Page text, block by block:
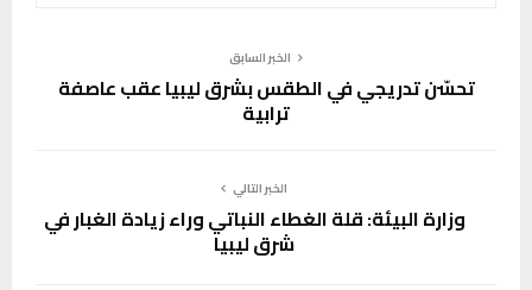
الخبر السابق
تحسّن تدريجي في الطقس بشرق ليبيا عقب عاصفة
ترابية
الخبر التالي
وزارة البيئة: قلة الغطاء النباتي وراء زيادة الغبار في
شرق ليبيا